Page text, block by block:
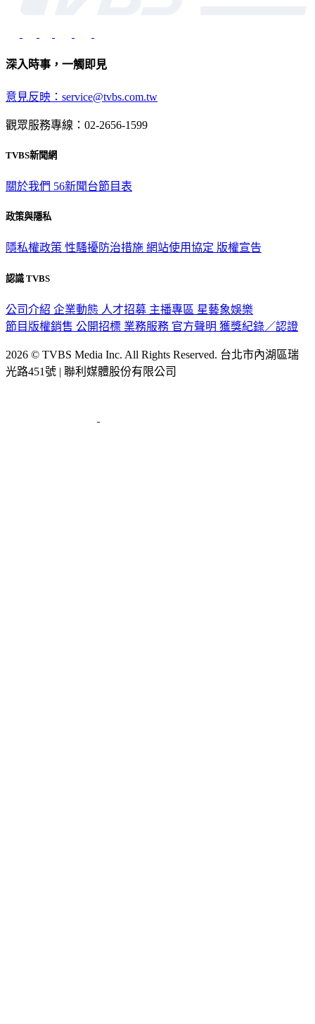
深入時事，一觸即見
意見反映：service@tvbs.com.tw
觀眾服務專線：02-2656-1599
TVBS新聞網
關於我們 56新聞台節目表
政策與隱私
隱私權政策 性騷擾防治措施 網站使用協定 版權宣告
認識 TVBS
公司介紹 企業動態 人才招募 主播專區 星藝象娛樂
節目版權銷售 公開招標 業務服務 官方聲明 獲獎紀錄／認證
2026 © TVBS Media Inc. All Rights Reserved. 台北市內湖區瑞
光路451號 | 聯利媒體股份有限公司